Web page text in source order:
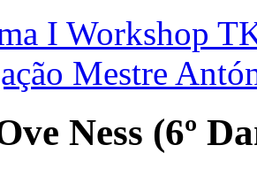
I Workshop
Mestre
Ness (6º